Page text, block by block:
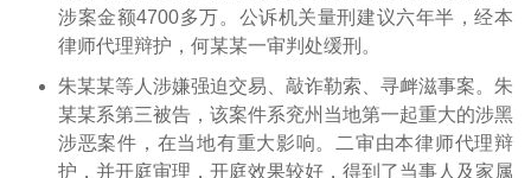
涉案金额4700多万。公诉机关量刑建议六年半，经本
律师代理辩护，何某某一审判处缓刑。
朱某某等人涉嫌强迫交易、敲诈勒索、寻衅滋事案。朱
某某系第三被告，该案件系兖州当地第一起重大的涉黑
涉恶案件，在当地有重大影响。二审由本律师代理辩
护，并开庭审理，开庭效果较好，得到了当事人及家属